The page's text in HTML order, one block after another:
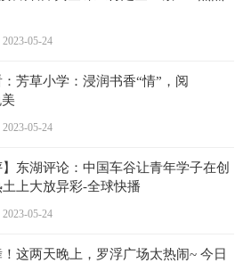
05-24
芳草小学：浸润书香“情”，阅
05-24
】东湖评论：中国车谷让青年学子在创
上大放异彩-全球快播
05-24
这两天晚上，罗浮广场太热闹~ 今日